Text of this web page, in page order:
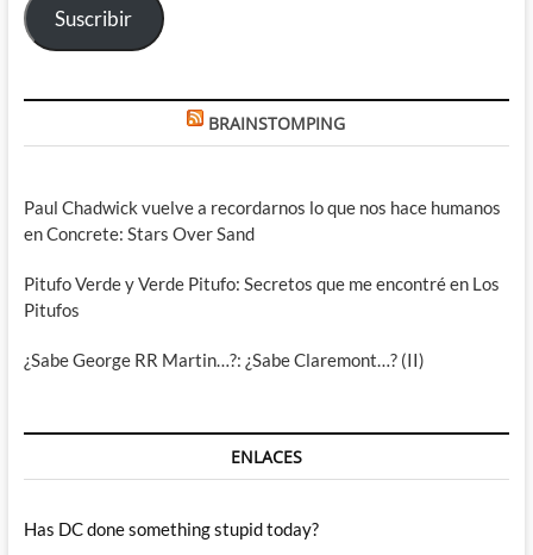
Suscribir
BRAINSTOMPING
Paul Chadwick vuelve a recordarnos lo que nos hace humanos
en Concrete: Stars Over Sand
Pitufo Verde y Verde Pitufo: Secretos que me encontré en Los
Pitufos
¿Sabe George RR Martin…?: ¿Sabe Claremont…? (II)
ENLACES
Has DC done something stupid today?